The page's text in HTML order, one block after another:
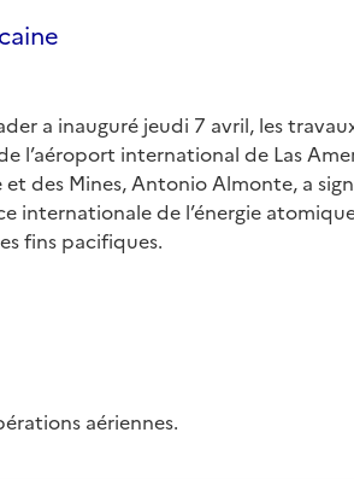
a inauguré jeudi 7 avril, les
l’aéroport international de Las
et des Mines, Antonio Almonte, a
internationale de l’énergie
fins pacifiques.
aériennes.